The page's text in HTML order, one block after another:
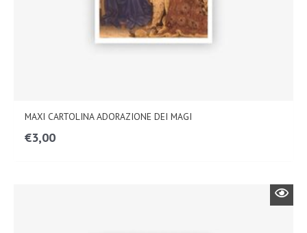
MAXI CARTOLINA ADORAZIONE DEI MAGI
€3,00